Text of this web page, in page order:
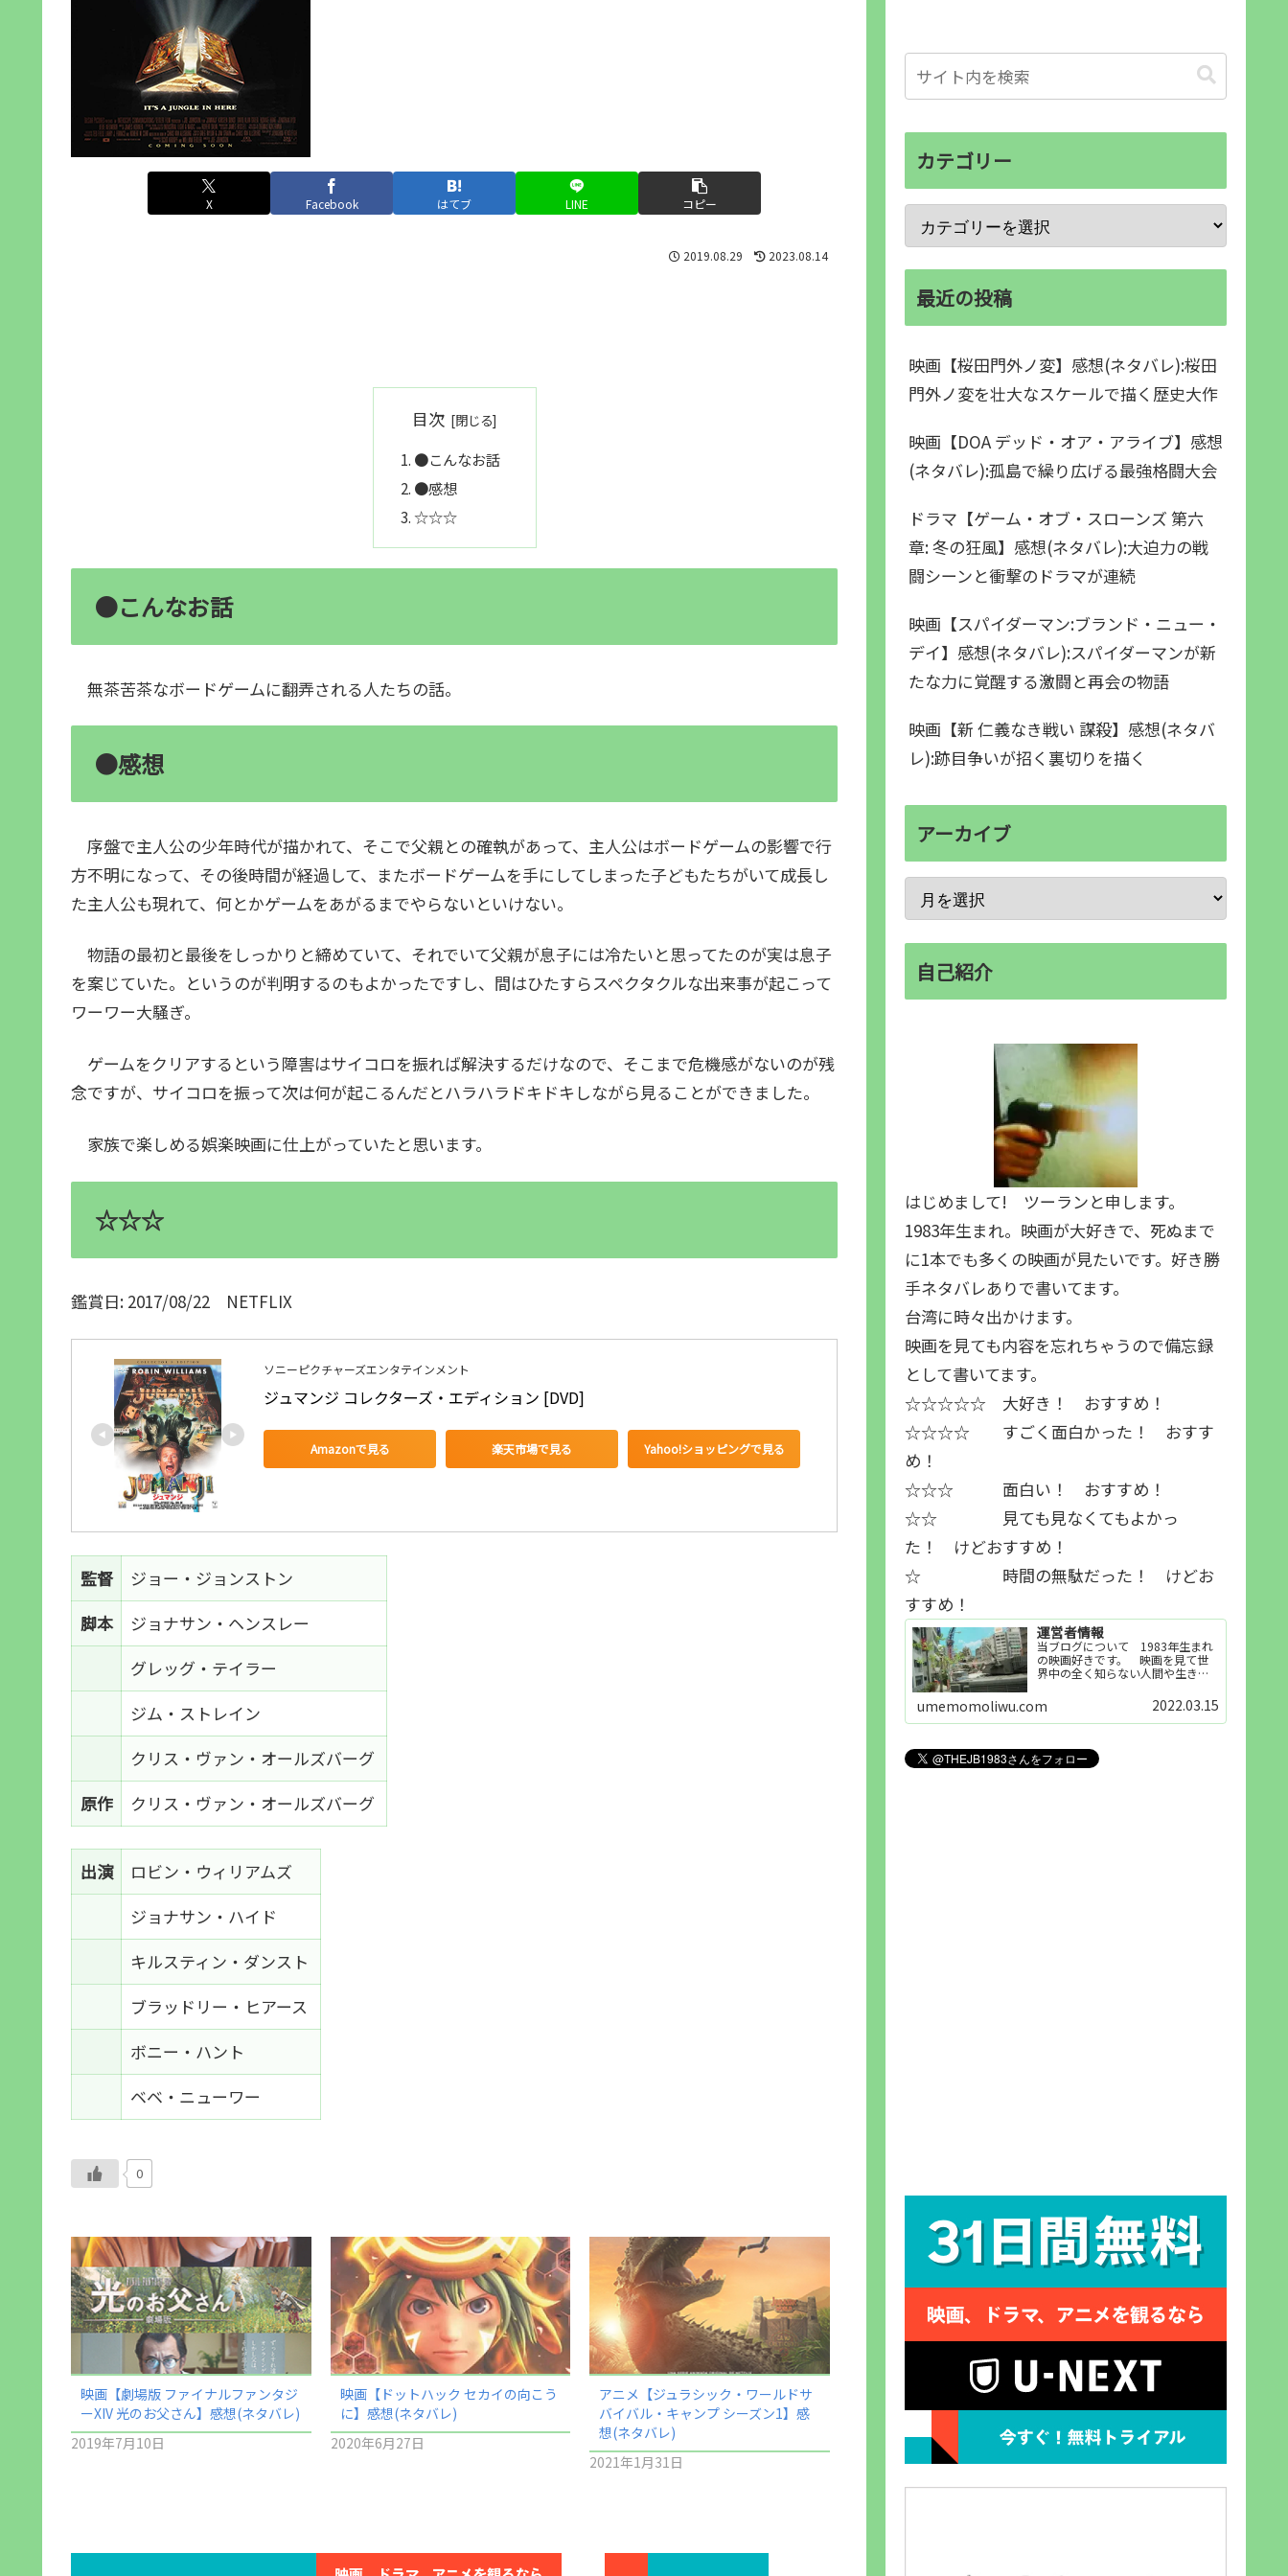
X Facebook はてブ LINE コピー
2019.08.29 2023.08.14
目次
●こんなお話
●感想
☆☆☆
●こんなお話
無茶苦茶なボードゲームに翻弄される人たちの話。
●感想
序盤で主人公の少年時代が描かれて、そこで父親との確執があって、主人公はボードゲームの影響で行
方不明になって、その後時間が経過して、またボードゲームを手にしてしまった子どもたちがいて成長し
た主人公も現れて、何とかゲームをあがるまでやらないといけない。
物語の最初と最後をしっかりと締めていて、それでいて父親が息子には冷たいと思ってたのが実は息子
を案じていた。というのが判明するのもよかったですし、間はひたすらスペクタクルな出来事が起こって
ワーワー大騒ぎ。
ゲームをクリアするという障害はサイコロを振れば解決するだけなので、そこまで危機感がないのが残
念ですが、サイコロを振って次は何が起こるんだとハラハラドキドキしながら見ることができました。
家族で楽しめる娯楽映画に仕上がっていたと思います。
☆☆☆
鑑賞日: 2017/08/22 NETFLIX
ソニーピクチャーズエンタテインメント
ジュマンジ コレクターズ・エディション [DVD]
Amazonで見る 楽天市場で見る Yahoo!ショッピングで見る
監督
ジョー・ジョンストン
脚本
ジョナサン・ヘンスレー
グレッグ・テイラー
ジム・ストレイン
クリス・ヴァン・オールズバーグ
原作
クリス・ヴァン・オールズバーグ
出演
ロビン・ウィリアムズ
ジョナサン・ハイド
キルスティン・ダンスト
ブラッドリー・ヒアース
ボニー・ハント
ベベ・ニューワー
0
映画【劇場版 ファイナルファンタジ
ーXIV 光のお父さん】感想(ネタバレ)
2019年7月10日
映画【ドットハック セカイの向こう
に】感想(ネタバレ)
2020年6月27日
アニメ【ジュラシック・ワールドサ
バイバル・キャンプ シーズン1】感
想(ネタバレ)
2021年1月31日
カテゴリー
最近の投稿
映画【桜田門外ノ変】感想(ネタバレ):桜田
門外ノ変を壮大なスケールで描く歴史大作
映画【DOA デッド・オア・アライブ】感想
(ネタバレ):孤島で繰り広げる最強格闘大会
ドラマ【ゲーム・オブ・スローンズ 第六
章: 冬の狂風】感想(ネタバレ):大迫力の戦
闘シーンと衝撃のドラマが連続
映画【スパイダーマン:ブランド・ニュー・
デイ】感想(ネタバレ):スパイダーマンが新
たな力に覚醒する激闘と再会の物語
映画【新 仁義なき戦い 謀殺】感想(ネタバ
レ):跡目争いが招く裏切りを描く
アーカイブ
自己紹介
はじめまして! ツーランと申します。
1983年生まれ。映画が大好きで、死ぬまで
に1本でも多くの映画が見たいです。好き勝
手ネタバレありで書いてます。
台湾に時々出かけます。
映画を見ても内容を忘れちゃうので備忘録
として書いてます。
☆☆☆☆☆ 大好き！ おすすめ！
☆☆☆☆ すごく面白かった！ おすす
め！
☆☆☆ 面白い！ おすすめ！
☆☆ 見ても見なくてもよかっ
た！ けどおすすめ！
☆ 時間の無駄だった！ けどお
すすめ！
運営者情報
当ブログについて 1983年生まれ
の映画好きです。 映画を見て世
界中の全く知らない人間や生き物
世界知らない世界に触れることが
好きで映画を見てます。「映画を
見られれば幸福度を高い」とわか
umemomoliwu.com 2022.03.15